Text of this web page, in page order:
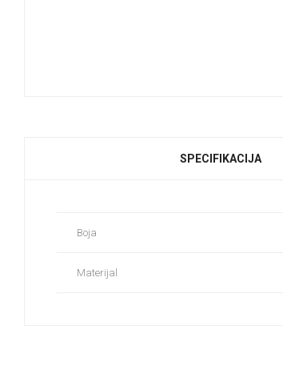
SPECIFIKACIJA
Boja
Materijal